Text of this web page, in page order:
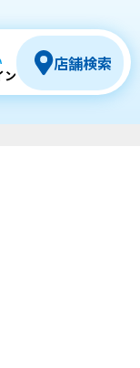
ン
店舗検索